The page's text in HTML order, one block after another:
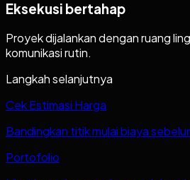
Eksekusi bertahap
Proyek dijalankan dengan ruang
komunikasi rutin.
Langkah selanjutnya
Cek Estimasi Harga
Bandingkan titik mulai biaya
Portofolio